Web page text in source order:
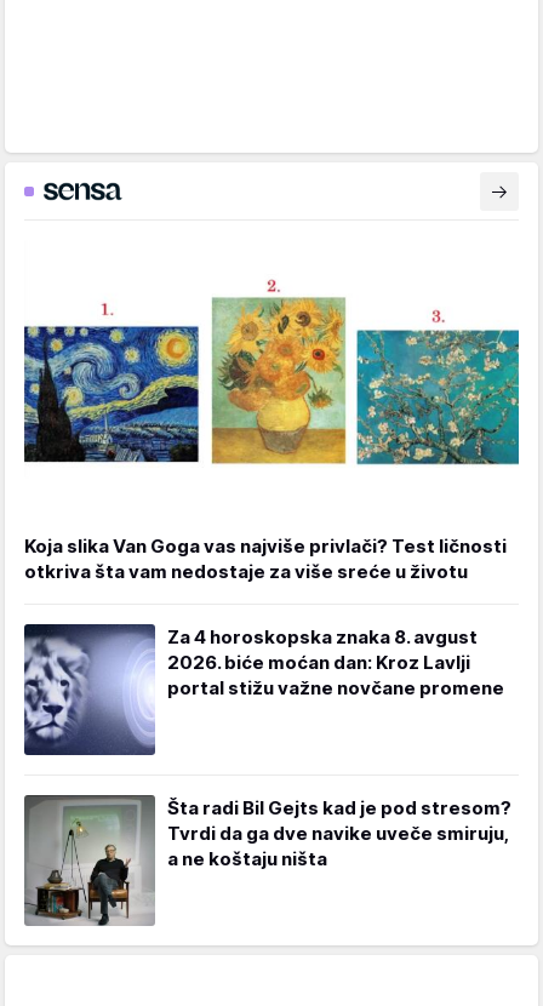
Koja slika Van Goga vas najviše privlači? Test ličnosti
otkriva šta vam nedostaje za više sreće u životu
Za 4 horoskopska znaka 8. avgust
2026. biće moćan dan: Kroz Lavlji
portal stižu važne novčane promene
Šta radi Bil Gejts kad je pod stresom?
Tvrdi da ga dve navike uveče smiruju,
a ne koštaju ništa